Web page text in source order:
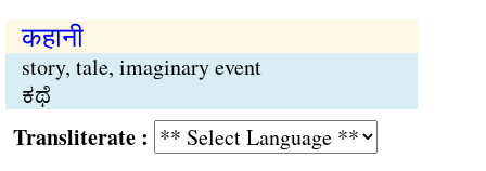
कहानी
story, tale, imaginary event
ಕಥೆ
: